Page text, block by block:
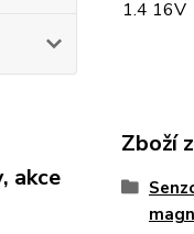
akce
1.4 16V
Zboží